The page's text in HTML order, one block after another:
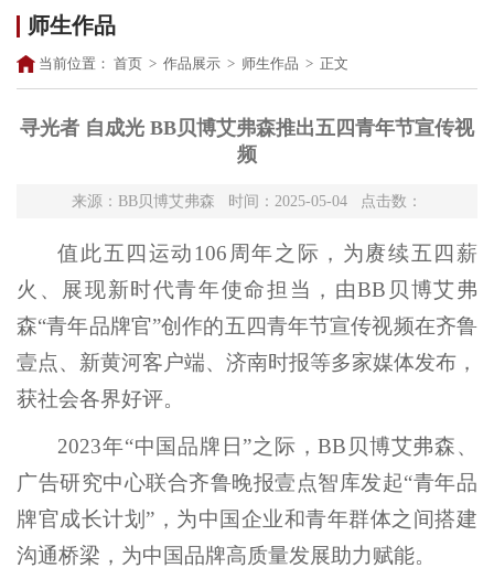
师生作品
当前位置： 首页 > 作品展示 > 师生作品 > 正文
寻光者 自成光 BB贝博艾弗森推出五四青年节宣传视
频
来源：BB贝博艾弗森 时间：2025-05-04 点击数：
值此五四运动106周年之际，为赓续五四薪
火、展现新时代青年使命担当，由BB贝博艾弗
森“青年品牌官”创作的五四青年节宣传视频在齐鲁
壹点、新黄河客户端、济南时报等多家媒体发布，
获社会各界好评。
2023年“中国品牌日”之际，BB贝博艾弗森、
广告研究中心联合齐鲁晚报壹点智库发起“青年品
牌官成长计划”，为中国企业和青年群体之间搭建
沟通桥梁，为中国品牌高质量发展助力赋能。